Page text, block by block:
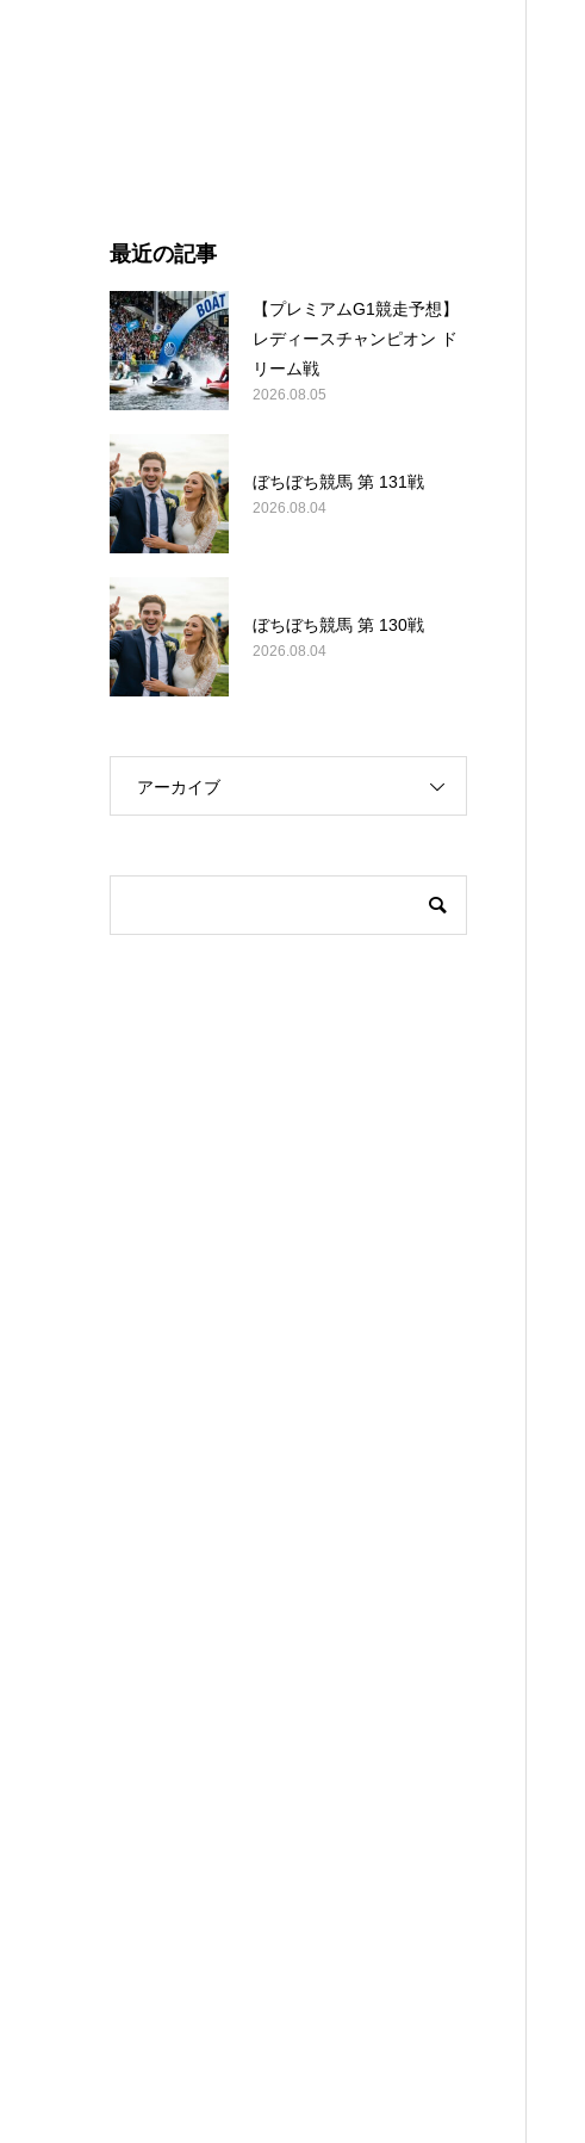
最近の記事
【プレミアムG1競走予想】
レディースチャンピオン ド
リーム戦
2026.08.05
ぼちぼち競馬 第 131戦
2026.08.04
ぼちぼち競馬 第 130戦
2026.08.04
アーカイブ